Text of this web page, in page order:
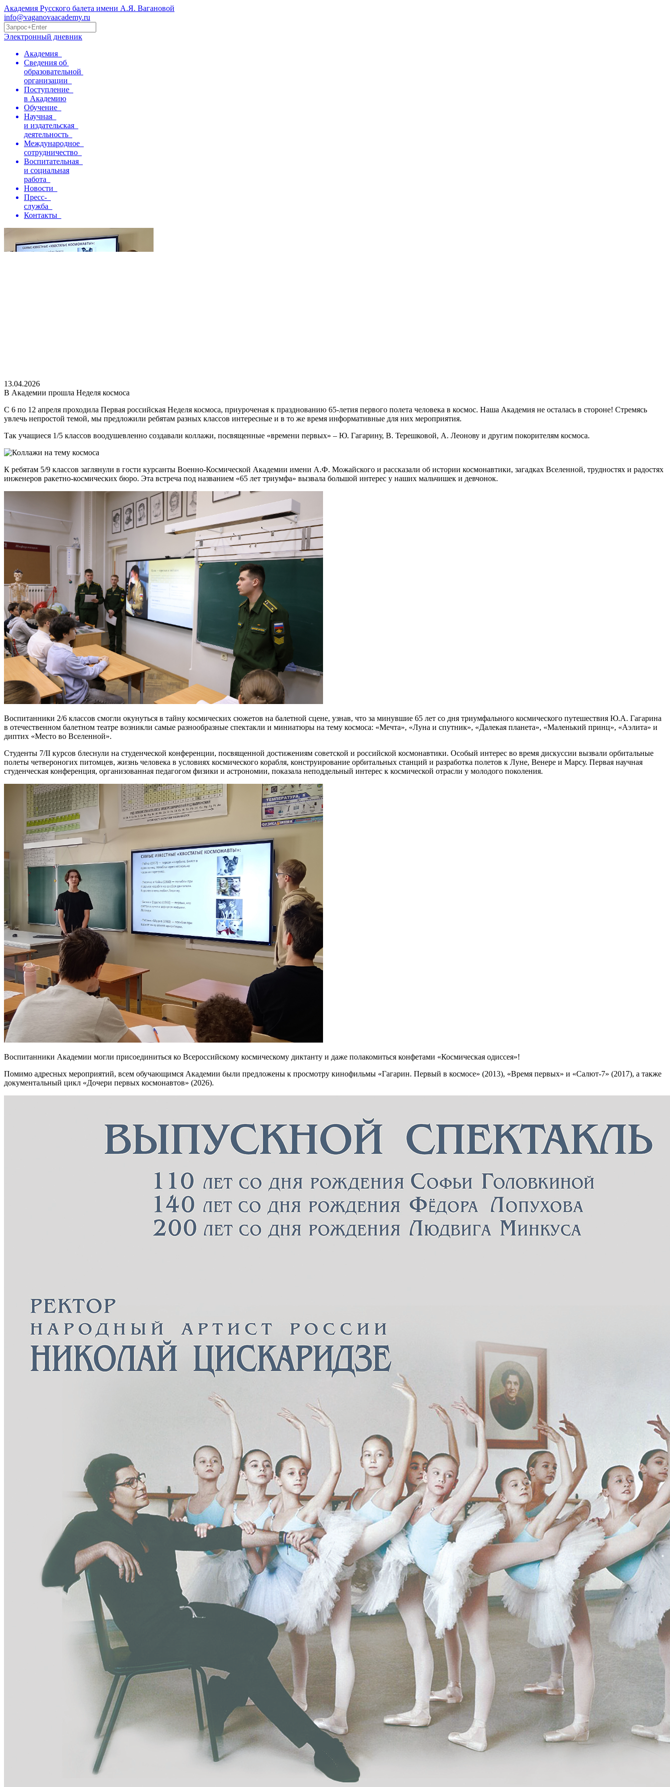
Академия Русского балета имени А.Я. Вагановой
info@vaganovaacademy.ru
Электронный дневник
Академия
Сведения об
образовательной
организации
Поступление
в Академию
Обучение
Научная
и издательская
деятельность
Международное
сотрудничество
Воспитательная
и социальная
работа
Новости
Пресс-
служба
Контакты
13.04.2026
В Академии прошла Неделя космоса
С 6 по 12 апреля проходила Первая российская Неделя космоса, приуроченая к празднованию 65-летия первого полета человека в космос. Наша Академия не осталась в стороне! Стремясь
увлечь непростой темой, мы предложили ребятам разных классов интересные и в то же время информативные для них мероприятия.
Так учащиеся 1/5 классов воодушевленно создавали коллажи, посвященные «времени первых» – Ю. Гагарину, В. Терешковой, А. Леонову и другим покорителям космоса.
К ребятам 5/9 классов заглянули в гости курсанты Военно-Космической Академии имени А.Ф. Можайского и рассказали об истории космонавтики, загадках Вселенной, трудностях и радостях
инженеров ракетно-космических бюро. Эта встреча под названием «65 лет триумфа» вызвала большой интерес у наших мальчишек и девчонок.
Воспитанники 2/6 классов смогли окунуться в тайну космических сюжетов на балетной сцене, узнав, что за минувшие 65 лет со дня триумфального космического путешествия Ю.А. Гагарина
в отечественном балетном театре возникли самые разнообразные спектакли и миниатюры на тему космоса: «Мечта», «Луна и спутник», «Далекая планета», «Маленький принц», «Аэлита» и
диптих «Место во Вселенной».
Студенты 7/II курсов блеснули на студенческой конференции, посвященной достижениям советской и российской космонавтики. Особый интерес во время дискуссии вызвали орбитальные
полеты четвероногих питомцев, жизнь человека в условиях космического корабля, конструирование орбитальных станций и разработка полетов к Луне, Венере и Марсу. Первая научная
студенческая конференция, организованная педагогом физики и астрономии, показала неподдельный интерес к космической отрасли у молодого поколения.
Воспитанники Академии могли присоединиться ко Всероссийскому космическому диктанту и даже полакомиться конфетами «Космическая одиссея»!
Помимо адресных мероприятий, всем обучающимся Академии были предложены к просмотру кинофильмы «Гагарин. Первый в космосе» (2013), «Время первых» и «Салют-7» (2017), а также
документальный цикл «Дочери первых космонавтов» (2026).